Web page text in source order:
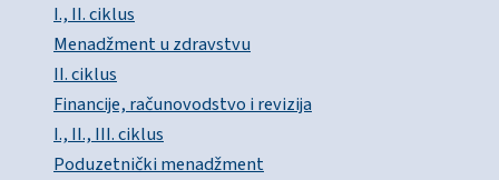
I., II. ciklus
Menadžment u zdravstvu
II. ciklus
Financije, računovodstvo i revizija
I., II., III. ciklus
Poduzetnički menadžment